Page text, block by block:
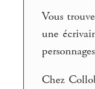
Vous
une
Chez